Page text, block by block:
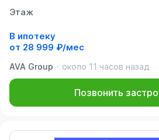
Этаж
В ипотеку
от 28 999 ₽/мес
AVA Group
около 11 часов назад
Позвонить